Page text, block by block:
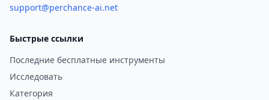
преобразования изображений
представления ню,
способ изучения манипуляций
с изображениями. Благодаря
удобному интерфейсу и
support@perchance-ai.net
Быстрые ссылки
Последние бесплатные инструменты
Исследовать
Категория